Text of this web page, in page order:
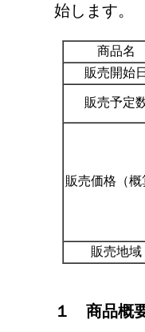
始します。
商品名
販売開始日
販売予定
販売価格（概
販売地域
１ 商品概